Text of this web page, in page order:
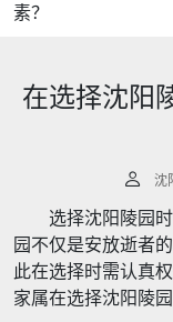
素？
在选择沈阳
沈
选择沈阳陵园
园不仅是安放逝者
此在选择时需认真
家属在选择沈阳陵园